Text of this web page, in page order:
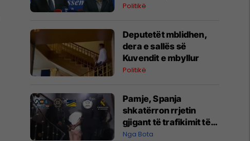
konstituive të mbahet
Politikë
Deputetët mblidhen,
dera e sallës së
Kuvendit e mbyllur
Politikë
Pamje, Spanja
shkatërron rrjetin
gjigant të trafikimit të
emigrantëve dhe
Nga Bota